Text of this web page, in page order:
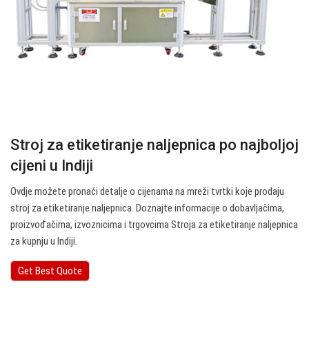
Stroj za etiketiranje naljepnica po najboljoj
cijeni u Indiji
Ovdje možete pronaći detalje o cijenama na mreži tvrtki koje prodaju
stroj za etiketiranje naljepnica. Doznajte informacije o dobavljačima,
proizvođačima, izvoznicima i trgovcima Stroja za etiketiranje naljepnica
za kupnju u Indiji.
Get Best Quote